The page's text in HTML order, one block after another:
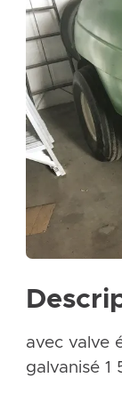
avec valve
galvanisé 1